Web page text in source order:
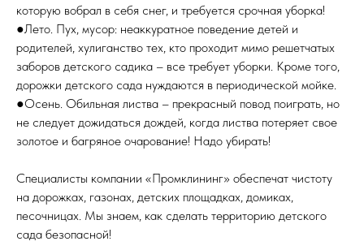
которую вобрал в себя снег, и требуется срочная уборка!
●Лето. Пух, мусор: неаккуратное поведение детей и
родителей, хулиганство тех, кто проходит мимо решетчатых
заборов детского садика – все требует уборки. Кроме того,
дорожки детского сада нуждаются в периодической мойке.
●Осень. Обильная листва – прекрасный повод поиграть, но
не следует дожидаться дождей, когда листва потеряет свое
золотое и багряное очарование! Надо убирать!
Специалисты компании «Промклининг» обеспечат чистоту
на дорожках, газонах, детских площадках, домиках,
песочницах. Мы знаем, как сделать территорию детского
сада безопасной!